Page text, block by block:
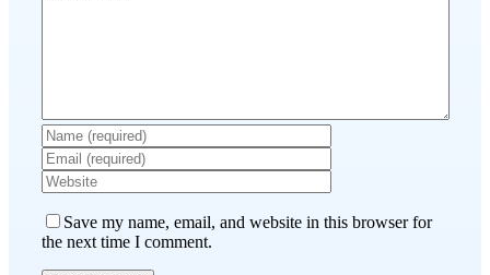
Save my name, email, and website in this browser for
the next time I comment.